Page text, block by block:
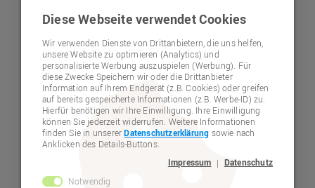
Jobs und Mitarbeit
Arbeitnehmer-vertretung
Lebenshilfe-Stiftungsfonds
Spenden
Mitgliedschaft
Veröffentlichungen
Diese Webseite verwendet Cookies
Wir verwenden Dienste von Drittanbietern, die uns helfen,
unsere Website zu optimieren (Analytics) und
personalisierte Werbung auszuspielen (Werbung). Für
diese Zwecke Speichern wir oder die Drittanbieter
Information auf Ihrem Endgerät (z.B. Cookies) oder greifen
auf bereits gespeicherte Informationen (z.B. Werbe-ID) zu.
Hierfür benötigen wir Ihre Einwilligung. Ihre Einwilligung
können Sie jederzeit widerrufen. Weitere Informationen
finden Sie in unsererDatenschutzerklärung sowie nach
Anklicken des Details-Buttons.
Impressum | Datenschutz
Notwendig